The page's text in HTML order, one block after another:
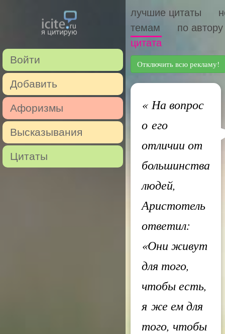
Войти
Добавить
Афоризмы
Высказывания
Цитаты
лучшие цитаты
темам
по автору
цитата
Отключить всю рекламу!
«На вопрос
о его
отличии от
большинства
людей,
Аристотель
ответил:
«Они живут
для того,
чтобы есть,
я же ем для
того, чтобы